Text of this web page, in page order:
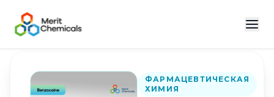
Назад в каталог
ФАРМАЦЕВТИЧЕСКАЯ
ХИМИЯ